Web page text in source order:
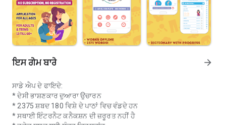
ਇਸ ਗੇਮ ਬਾਰੇ arrow_forward
ਸਾਡੇ ਐਪ ਦੇ ਫਾਇਦੇ:
* ਦੇਸੀ ਭਾਸ਼ਣਕਾਰ ਦੁਆਰਾ ਉਚਾਰਨ
* 2375 ਸ਼ਬਦ 180 ਵਿਸ਼ੇ ਦੇ ਪਾਠਾਂ ਵਿਚ ਵੰਡਦੇ ਹਨ
* ਸਥਾਈ ਇੰਟਰਨੈਟ ਕਨੈਕਸ਼ਨ ਦੀ ਜ਼ਰੂਰਤ ਨਹੀਂ ਹੈ